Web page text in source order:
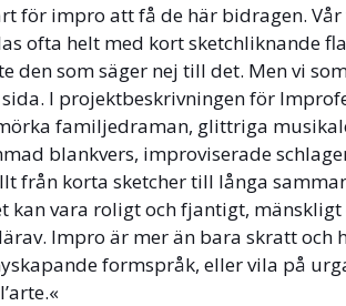
för impro att få de här bidragen.
ofta helt med kort sketchliknande
den som säger nej till det. Men vi
I projektbeskrivningen för
familjedraman, glittriga
blankvers, improviserade
från korta sketcher till långa
kan vara roligt och fjantigt,
Impro är mer än bara skratt och
formspråk, eller vila på